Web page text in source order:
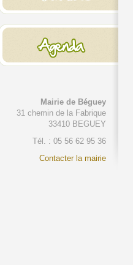
Mairie de Béguey
31 chemin de la Fabrique
33410 BEGUEY
Tél. : 05 56 62 95 36
Contacter la mairie